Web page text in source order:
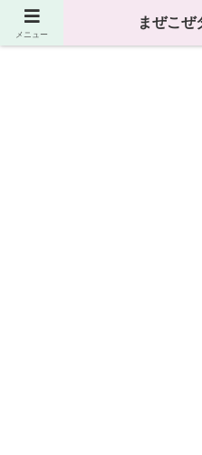
まぜこぜ
メニュー
まぜこぜ